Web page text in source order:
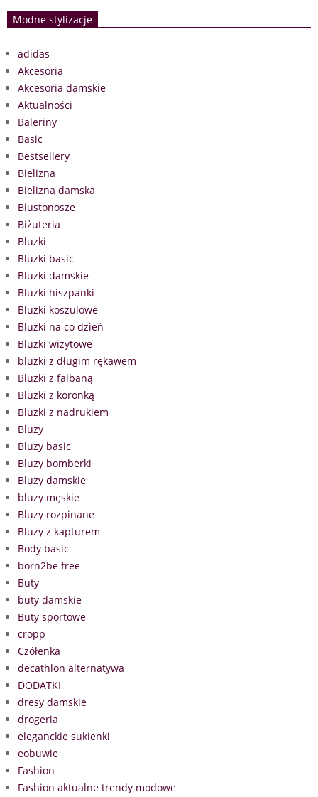
Modne stylizacje
adidas
Akcesoria
Akcesoria damskie
Aktualności
Baleriny
Basic
Bestsellery
Bielizna
Bielizna damska
Biustonosze
Biżuteria
Bluzki
Bluzki basic
Bluzki damskie
Bluzki hiszpanki
Bluzki koszulowe
Bluzki na co dzień
Bluzki wizytowe
bluzki z długim rękawem
Bluzki z falbaną
Bluzki z koronką
Bluzki z nadrukiem
Bluzy
Bluzy basic
Bluzy bomberki
Bluzy damskie
bluzy męskie
Bluzy rozpinane
Bluzy z kapturem
Body basic
born2be free
Buty
buty damskie
Buty sportowe
cropp
Czółenka
decathlon alternatywa
DODATKI
dresy damskie
drogeria
eleganckie sukienki
eobuwie
Fashion
Fashion aktualne trendy modowe